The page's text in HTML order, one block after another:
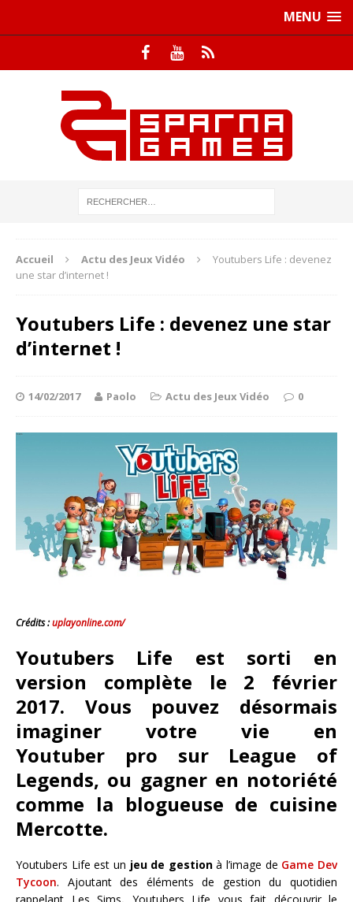
MENU
Accueil Actu des Jeux Vidéo
Youtubers Life : devenez
une star d’internet !
Youtubers Life : devenez une star
d’internet !
14/02/2017 Paolo Actu des Jeux Vidéo 0
Crédits :uplayonline.com/
Youtubers Life est sorti en
version complète le 2 février
2017. Vous pouvez désormais
imaginer votre vie en
Youtuber pro sur League of
Legends, ou gagner en notoriété
comme la blogueuse de cuisine
Mercotte.
Youtubers Life est un jeu de gestionà l’image de Game Dev
Tycoon. Ajoutant des éléments de gestion du quotidien